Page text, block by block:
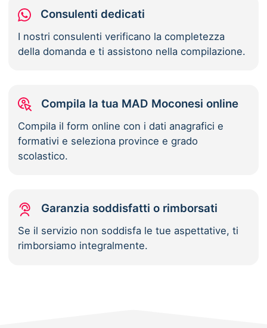
Consulenti dedicati
I nostri consulenti verificano la completezza
della domanda e ti assistono nella compilazione.
Compila la tua MAD Moconesi online
Compila il form online con i dati anagrafici e
formativi e seleziona province e grado
scolastico.
Garanzia soddisfatti o rimborsati
Se il servizio non soddisfa le tue aspettative, ti
rimborsiamo integralmente.